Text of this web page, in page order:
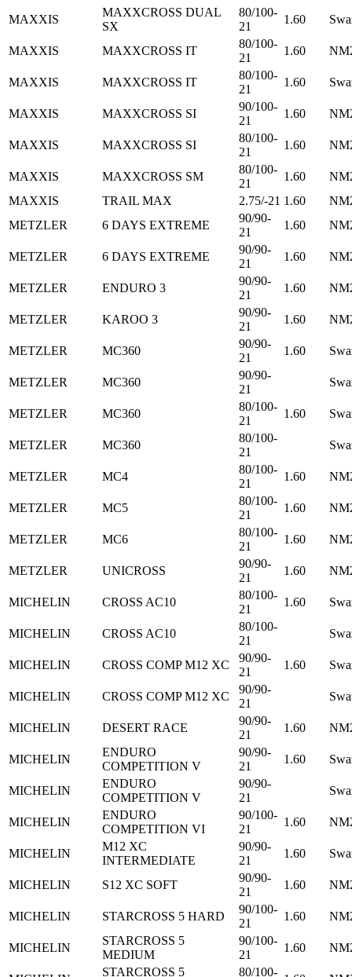
MAXXIS
MAXXCROSS DUAL
SX
80/100-
21
1.60
MAXXIS MAXXCROSS IT
80/100-
21
1.60
MAXXIS MAXXCROSS IT
80/100-
21
1.60
MAXXIS MAXXCROSS SI
90/100-
21
1.60
MAXXIS MAXXCROSS SI
80/100-
21
1.60
MAXXIS MAXXCROSS SM
80/100-
21
1.60
MAXXIS
TRAIL MAX 2.75/-21 1.60
METZLER
6 DAYS EXTREME
90/90-
21
1.60
METZLER 6 DAYS EXTREME
90/90-
21
1.60
METZLER ENDURO 3
90/90-
21
1.60
METZLER KAROO 3
90/90-
21
1.60
METZLER MC360
90/90-
21
1.60
METZLER MC360
90/90-
21
METZLER MC360
80/100-
21
1.60
METZLER MC360
80/100-
21
METZLER MC4
80/100-
21
1.60
METZLER MC5
80/100-
21
1.60
METZLER MC6
80/100-
21
1.60
METZLER UNICROSS
90/90-
21
1.60
MICHELIN CROSS AC10
80/100-
21
1.60
MICHELIN CROSS AC10
80/100-
21
MICHELIN CROSS COMP M12 XC
90/90-
21
1.60
MICHELIN CROSS COMP M12 XC
90/90-
21
MICHELIN DESERT RACE
90/90-
21
1.60
MICHELIN
ENDURO
COMPETITION V
90/90-
21
1.60
MICHELIN
ENDURO
COMPETITION V
90/90-
21
MICHELIN
ENDURO
COMPETITION VI
90/100-
21
1.60
MICHELIN
M12 XC
INTERMEDIATE
90/90-
21
1.60
MICHELIN S12 XC SOFT
90/90-
21
1.60
MICHELIN STARCROSS 5 HARD
90/100-
21
1.60
MICHELIN
STARCROSS 5
MEDIUM
90/100-
21
1.60
STARCROSS 5
80/100-